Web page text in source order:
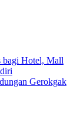
bagi Hotel, Mall
Gerokgak